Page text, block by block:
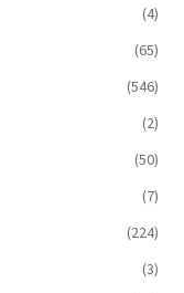
(4)
(65)
(546)
(2)
(50)
(7)
(224)
(3)